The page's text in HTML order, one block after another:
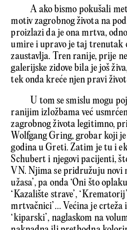
A ako bismo pokušali
motiv zagrobnog života na
proizlazi da je ona mrtva,
umire i upravo je taj trenutak
zaustavlja. Tren ranije, prije
galerijske zidove bila je još
tek onda kreće njen pravi
U tom se smislu mogu
ranijim izložbama već
zagrobnog života legitimno,
Wolfgang Gring, grobar koji
godina u Greti. Zatim je tu i
Schubert i njegovi pacijenti,
VN. Njima se pridružuju novi
užasa’, pa onda ‘Oni što
‘Kazalište strave’,
mrtvačnici’… Većina je crteža
‘kiparski’, naglaskom na